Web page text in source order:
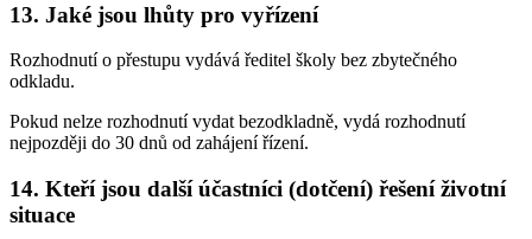
13. Jaké jsou lhůty pro vyřízení
Rozhodnutí o přestupu vydává ředitel školy bez zbytečného
odkladu.
Pokud nelze rozhodnutí vydat bezodkladně, vydá rozhodnutí
nejpozději do 30 dnů od zahájení řízení.
14. Kteří jsou další účastníci (dotčení) řešení životní
situace